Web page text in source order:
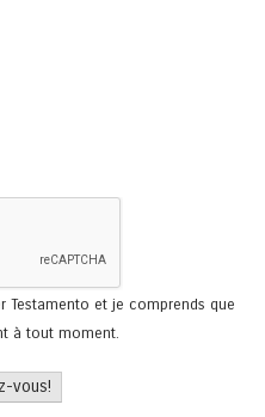
Testamento et je comprends que
à tout moment.